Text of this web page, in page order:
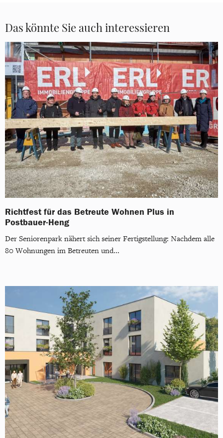
Das könnte Sie auch interessieren
Richtfest für das Betreute Wohnen Plus in
Postbauer-Heng
Der Seniorenpark nähert sich seiner Fertigstellung: Nachdem alle
80 Wohnungen im Betreuten und...